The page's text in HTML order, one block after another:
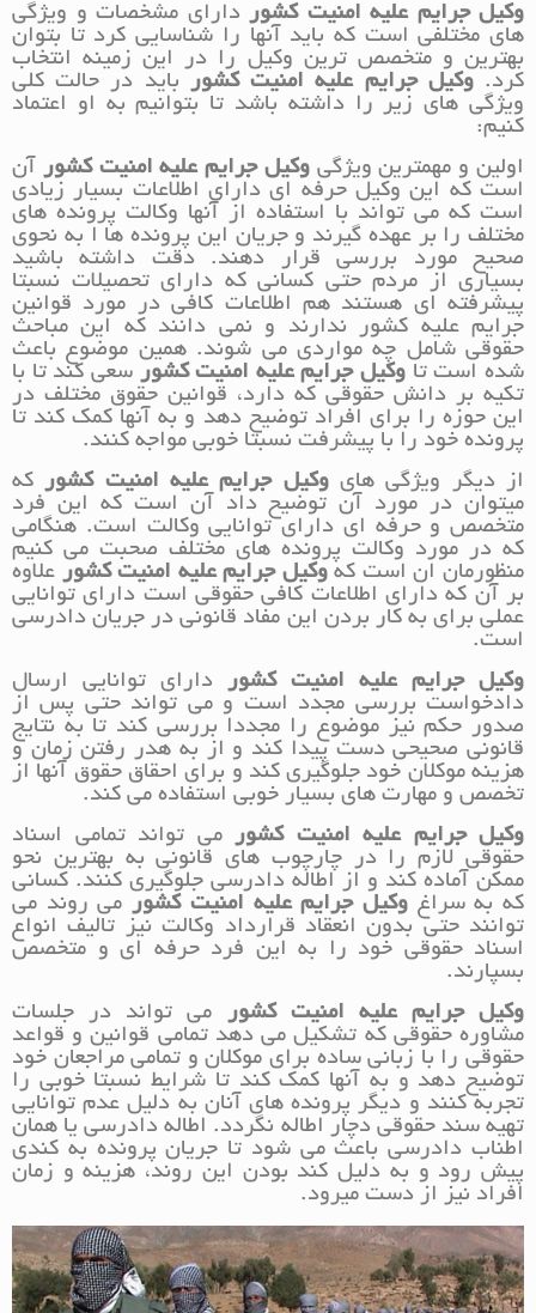
وکیل جرایم علیه امنیت کشور دارای مشخصات و ویژگی
های مختلفی است که باید آنها را شناسایی کرد تا بتوان
بهترین و متخصص ترین وکیل را در این زمینه انتخاب
کرد.وکیل جرایم علیه امنیت کشور
باید در حالت کلی
ویژگی های زیر را داشته باشد تا بتوانیم به او اعتماد
کنیم:
اولین و مهمترین ویژگیوکیل جرایم علیه امنیت کشور آن
است که این وکیل حرفه ای دارای اطلاعات بسیار زیادی
است که می تواند با استفاده از آنها وکالت پرونده های
مختلف را بر عهده گیرند و جریان این پرونده ها ا به نحوی
صحیح مورد بررسی قرار دهند. دقت داشته باشید
بسیاری از مردم حتی کسانی که دارای تحصیلات نسبتا
پیشرفته ای هستند هم اطلاعات کافی در مورد قوانین
جرایم علیه کشور ندارند و نمی دانند که این مباحث
حقوقی شامل چه مواردی می شوند. همین موضوع باعث
شده است تا وکیل جرایم علیه امنیت کشور سعی کند تا با
تکیه بر دانش حقوقی که دارد، قوانین حقوق مختلف در
این حوزه را برای افراد توضیح دهد و به آنها کمک کند تا
پرونده خود را با پیشرفت نسبتا خوبی مواجه کنند.
از دیگر ویژگی هایوکیل جرایم علیه امنیت کشور که
میتوان در مورد آن توضیح داد آن است که این فرد
متخصص و حرفه ای دارای توانایی وکالت است. هنگامی
که در مورد وکالت پرونده های مختلف صحبت می کنیم
منظورمان ان است کهوکیل جرایم علیه امنیت کشور علاوه
بر آن که دارای اطلاعات کافی حقوقی است دارای توانایی
عملی برای به کار بردن این مفاد قانونی در جریان دادرسی
است.
وکیل جرایم علیه امنیت کشور
دارای توانایی ارسال
دادخواست بررسی مجدد است و می تواند حتی پس از
صدور حکم نیز موضوع را مجددا بررسی کند تا به نتایج
قانونی صحیحی دست پیدا کند و از به هدر رفتن زمان و
هزینه موکلان خود جلوگیری کند و برای احقاق حقوق آنها از
تخصص و مهارت های بسیار خوبی استفاده می کند.
وکیل جرایم علیه امنیت کشور
می تواند تمامی اسناد
حقوقی لازم را در چارچوب های قانونی به بهترین نحو
ممکن آماده کند و از اطاله دادرسی جلوگیری کنند. کسانی
که به سراغوکیل جرایم علیه امنیت کشور می روند می
توانند حتی بدون انعقاد قرارداد وکالت نیز تالیف انواع
اسناد حقوقی خود را به این فرد حرفه ای و متخصص
بسپارند.
وکیل جرایم علیه امنیت کشور
می تواند در جلسات
مشاوره حقوقی که تشکیل می دهد تمامی قوانین و قواعد
حقوقی را با زبانی ساده برای موکلان و تمامی مراجعان خود
توضیح دهد و به آنها کمک کند تا شرایط نسبتا خوبی را
تجربه کنند و دیگر پرونده های آنان به دلیل عدم توانایی
تهیه سند حقوقی دچار اطاله نگردد. اطاله دادرسی یا همان
اطناب دادرسی باعث می شود تا جریان پرونده به کندی
پیش رود و به دلیل کند بودن این روند، هزینه و زمان
افراد نیز از دست میرود.